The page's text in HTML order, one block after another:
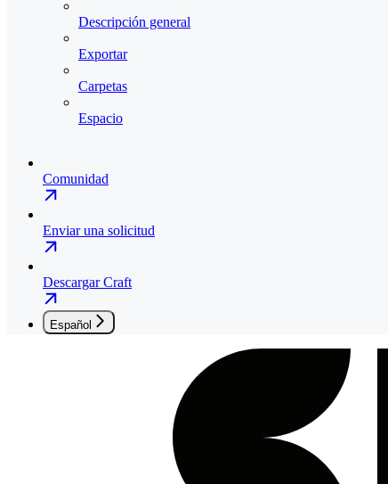
Descripción general
Exportar
Carpetas
Espacio
Comunidad
Enviar una solicitud
Descargar Craft
Español